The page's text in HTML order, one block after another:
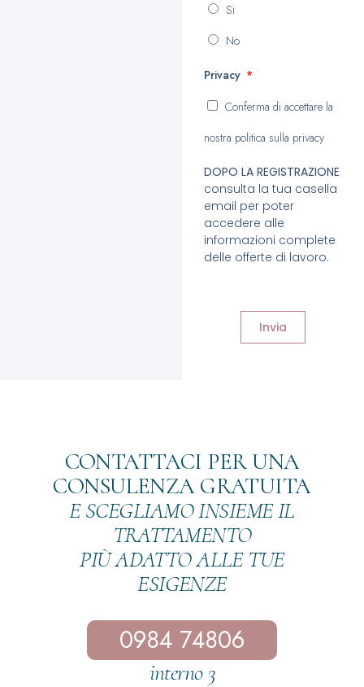
Si
No
Privacy
Conferma di accettare la
nostra politica sulla privacy
DOPO LA REGISTRAZIONE
consulta la tua casella
email per poter
accedere alle
informazioni complete
delle offerte di lavoro.
Invia
CONTATTACI PER UNA
CONSULENZA GRATUITA
E SCEGLIAMO INSIEME IL
TRATTAMENTO
PIÙ ADATTO ALLE TUE
ESIGENZE
0984 74806
interno 3